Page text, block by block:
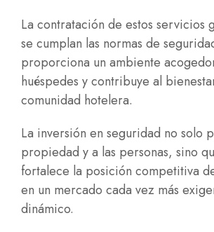
La contratación de estos servicios
se cumplan las normas de
proporciona un ambiente
huéspedes y contribuye al
comunidad hotelera.
La inversión en seguridad no solo
propiedad y a las personas, sino
fortalece la posición competitiva
en un mercado cada vez más
dinámico.